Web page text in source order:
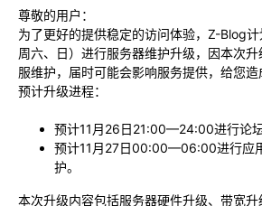
尊敬的用户：
为了更好的提供稳定的访问体验，Z-Blog
周六、日）进行服务器维护升级，因本次
服维护，届时可能会影响服务提供，给您造
预计升级进程：
预计11月26日21:00—24:00进行论坛
预计11月27日00:00—06:00进行应
护。
本次升级内容包括服务器硬件升级、带宽